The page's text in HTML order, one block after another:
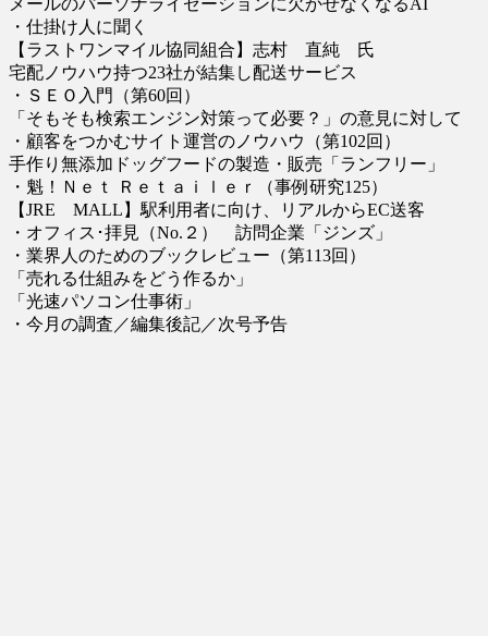
メールのパーソナライゼーションに欠かせなくなるAI
・仕掛け人に聞く
【ラストワンマイル協同組合】志村 直純 氏
宅配ノウハウ持つ23社が結集し配送サービス
・ＳＥＯ入門（第60回）
「そもそも検索エンジン対策って必要？」の意見に対して
・顧客をつかむサイト運営のノウハウ（第102回）
手作り無添加ドッグフードの製造・販売「ランフリー」
・魁！Ｎｅｔ Ｒｅｔａｉｌｅｒ（事例研究125）
【JRE MALL】駅利用者に向け、リアルからEC送客
・オフィス･拝見（No.２） 訪問企業「ジンズ」
・業界人のためのブックレビュー（第113回）
「売れる仕組みをどう作るか」
「光速パソコン仕事術」
・今月の調査／編集後記／次号予告